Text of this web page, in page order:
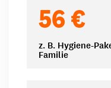
56 €
z. B. Hygiene-
Familie